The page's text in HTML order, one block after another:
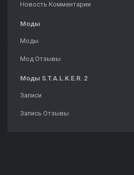
Новость Комментарии
Моды
Моды
Мод Отзывы
Моды S.T.A.L.K.E.R. 2
Записи
Запись Отзывы